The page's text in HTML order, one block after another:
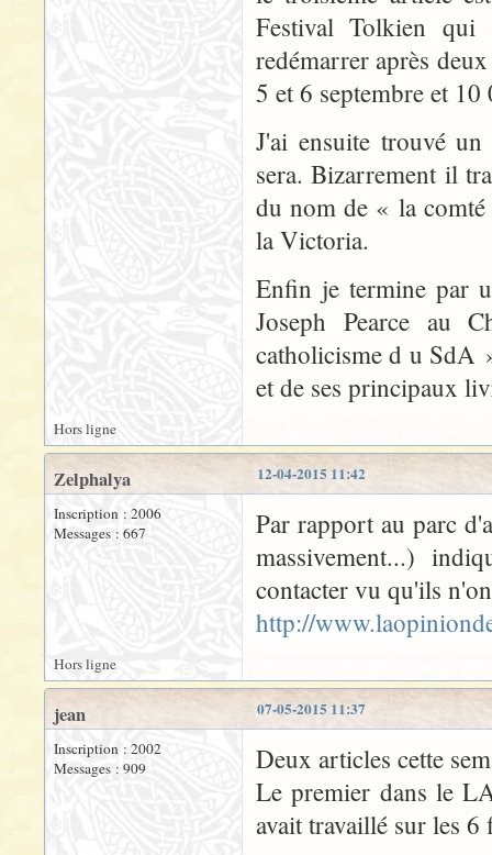
Festival Tolkien qui
redémarrer après
5 et 6 septembre et 10
J'ai ensuite trouvé
sera. Bizarrement il
du nom de « la
la Victoria.
Enfin je termine par
Joseph Pearce au
catholicisme d u SdA
et de ses principaux
Hors ligne
12-04-2015 11:42
Zelphalya
Inscription : 2006
Messages : 667
Par rapport au parc
massivement...)
contacter vu qu'ils
http://
Hors ligne
07-05-2015 11:37
jean
Inscription : 2002
Messages : 909
Deux articles cette
Le premier dans le
avait travaillé sur les